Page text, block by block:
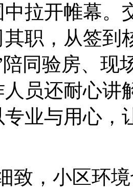
拉开帷幕。
职，从签到
陪同验房、现
员还耐心讲
业与用心，
致，小区环